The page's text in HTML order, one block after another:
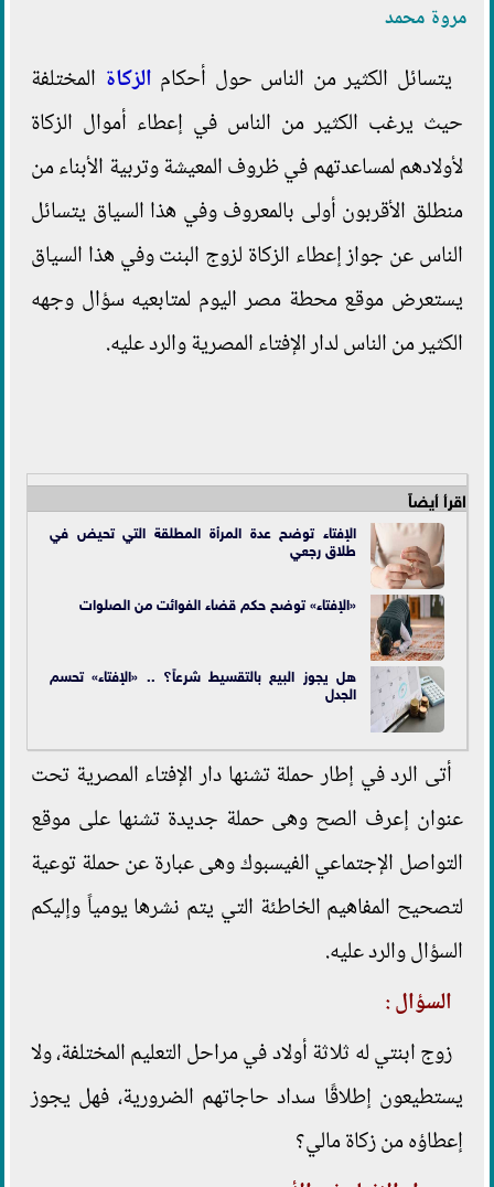
مروة محمد
يتسائل الكثير من الناس حول أحكام الزكاة المختلفة
حيث يرغب الكثير من الناس في إعطاء أموال الزكاة
لأولادهم لمساعدتهم في ظروف المعيشة وتربية الأبناء من
منطلق الأقربون أولى بالمعروف وفي هذا السياق يتسائل
الناس عن جواز إعطاء الزكاة لزوج البنت وفي هذا السياق
يستعرض موقع محطة مصر اليوم لمتابعيه سؤال وجهه
الكثير من الناس لدار الإفتاء المصرية والرد عليه.
اقرأ أيضاً
الإفتاء توضح عدة المرأة المطلقة التي تحيض في
طلاق رجعي
«الإفتاء» توضح حكم قضاء الفوائت من الصلوات
هل يجوز البيع بالتقسيط شرعاً؟ .. «الإفتاء» تحسم
الجدل
أتى الرد في إطار حملة تشنها دار الإفتاء المصرية تحت
عنوان إعرف الصح وهى حملة جديدة تشنها على موقع
التواصل الإجتماعي الفيسبوك وهى عبارة عن حملة توعية
لتصحيح المفاهيم الخاطئة التي يتم نشرها يومياً وإليكم
السؤال والرد عليه.
السؤال :
زوج ابنتي له ثلاثة أولاد في مراحل التعليم المختلفة، ولا
يستطيعون إطلاقًا سداد حاجاتهم الضرورية، فهل يجوز
إعطاؤه من زكاة مالي؟